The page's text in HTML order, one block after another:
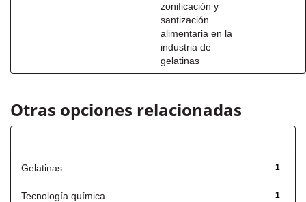
zonificación y
santización
alimentaria en la
industria de
gelatinas
Otras opciones relacionadas
1
Gelatinas
1
Tecnología química